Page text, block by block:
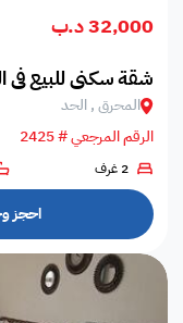
32,000 د.ب
شقة سكني للبيع في
المحرق , الحد
الرقم المرجعي # 2425
2 غرف
احجز